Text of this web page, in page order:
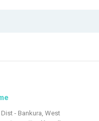
Dist - Bankura, West